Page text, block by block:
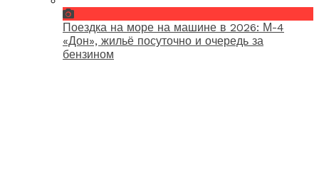
Поездка на море на машине в 2026: М-4
«Дон», жильё посуточно и очередь за
бензином